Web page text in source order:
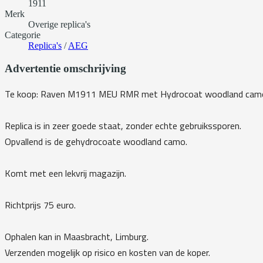
1911
Merk
Overige replica's
Categorie
Replica's /AEG
Advertentie omschrijving
Te koop: Raven M1911 MEU RMR met Hydrocoat woodland
Replica is in zeer goede staat, zonder echte gebruikssporen.
Opvallend is de gehydrocoate woodland camo.
Komt met een lekvrij magazijn.
Richtprijs 75 euro.
Ophalen kan in Maasbracht, Limburg.
Verzenden mogelijk op risico en kosten van de koper.